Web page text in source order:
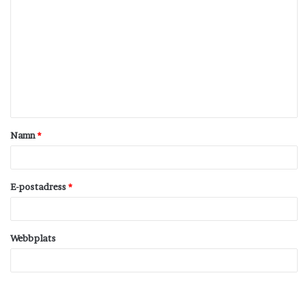
t
a
Namn*
E-postadress*
Webbplats